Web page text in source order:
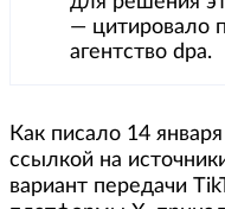
— цитировало
агентство dpa.
Как писало 14
ссылкой на
вариант передачи